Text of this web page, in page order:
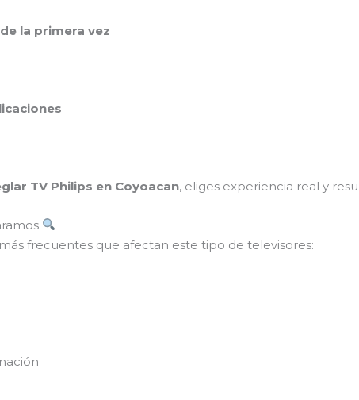
la primera vez
TV Philips en Coyoacan, eliges experiencia real y
frecuentes que afectan este tipo de televisores: